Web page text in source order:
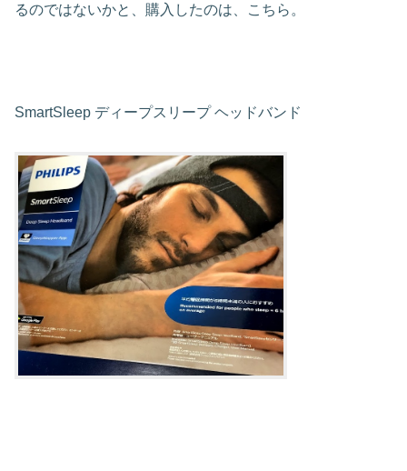
るのではないかと、購入したのは、こちら。
SmartSleep ディープスリープ ヘッドバンド